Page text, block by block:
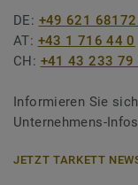
DE: +49 621
AT: +43 1 716 44 0
CH: +41 43 233 79
Informieren Sie
Unternehmens-
JETZT TARKETT